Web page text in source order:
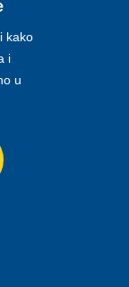
kako
i
u